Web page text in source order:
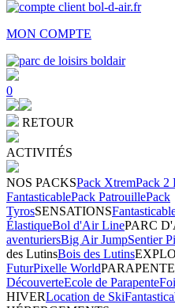
MON COMPTE
0
RETOUR
ACTIVITÉS
NOS PACKSPack XtremPack 2
FantasticablePack PatrouillePack
TyrosSENSATIONS
ÉlastiqueBol d'Air LinePARC
aventuriersBig Air JumpSentier
des LutinsBois des Lutins
FuturPixelle WorldPARAPENTE
DécouverteEcole de Parapente
HIVERLocation de Ski